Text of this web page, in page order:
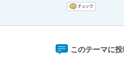
このテーマに